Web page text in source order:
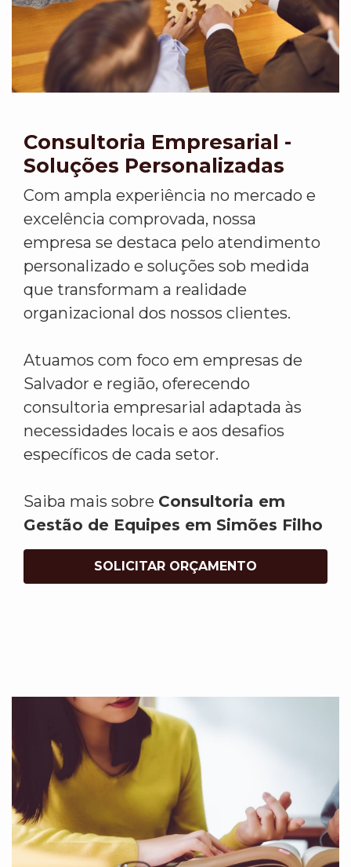
Consultoria Empresarial -
Soluções Personalizadas
Com ampla experiência no mercado e
excelência comprovada, nossa
empresa se destaca pelo atendimento
personalizado e soluções sob medida
que transformam a realidade
organizacional dos nossos clientes.
Atuamos com foco em empresas de
Salvador e região, oferecendo
consultoria empresarial adaptada às
necessidades locais e aos desafios
específicos de cada setor.
Saiba mais sobre Consultoria em
Gestão de Equipes em Simões Filho
SOLICITAR ORÇAMENTO